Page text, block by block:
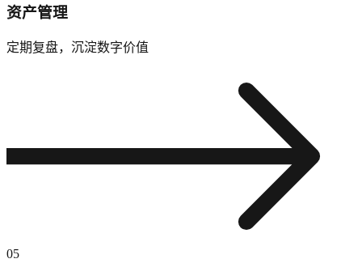
资产管理
定期复盘，沉淀数字价值
05